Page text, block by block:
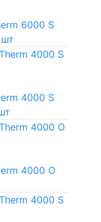
6000 S
4000 S
4000 O